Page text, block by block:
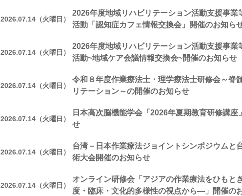
2026.07.14（火曜日）
2026年度地域リハビリテーション活動支援事業
活動「認知症カフェ情報交換会」開催のお知ら
2026.07.14（火曜日）
2026年度地域リハビリテーション活動支援事業
活動~地域ケア会議情報交換会~開催のお知らせ
2026.07.14（火曜日）
令和８年度作業療法士・理学療法士研修会～脊
リテーション～の開催のお知らせ
2026.07.14（火曜日）
日本高次脳機能学会「2026年夏期教育研修講座
せ
2026.07.14（火曜日）
台湾－日本作業療法ジョイントシンポジウムと
術大会開催のお知らせ
2026.07.14（火曜日）
オンライン研修会「アジアの作業療法をひもと
度・臨床・文化的多様性の視点から―」開催の